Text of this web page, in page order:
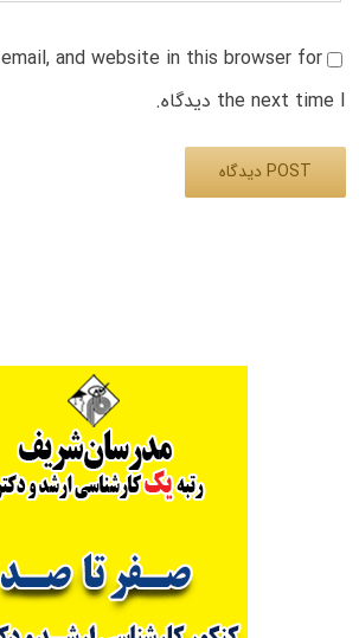
and website in this browser for
the next time I دیدگاه.